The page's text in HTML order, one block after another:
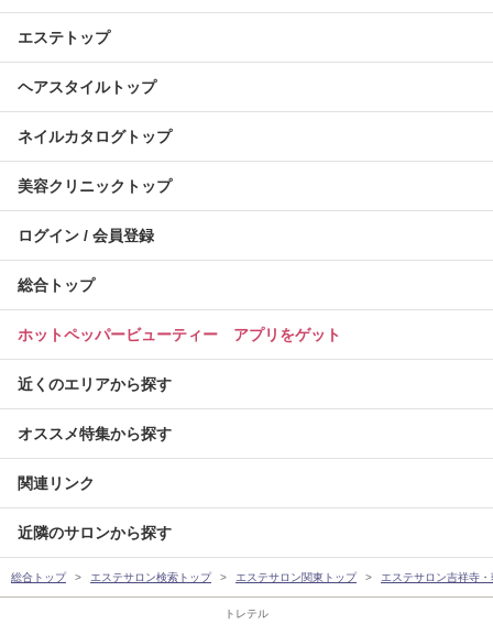
トレテル
エステトップ
ヘアスタイルトップ
ネイルカタログトップ
美容クリニックトップ
ログイン / 会員登録
総合トップ
ホットペッパービューティー アプリをゲット
近くのエリアから探す
オススメ特集から探す
関連リンク
近隣のサロンから探す
総合トップ エステサロン検索トップ エステサロン関東トップ エステサロン吉祥寺